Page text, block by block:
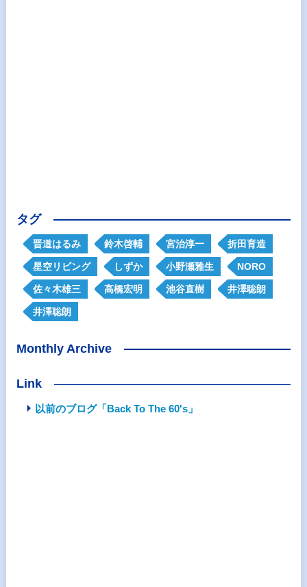
タグ
晋道はるみ 鈴木啓輔 宮治淳一 折田育造
星空リビング しずか 小野瀬雅生 NORO
佐々木雄三 高橋宏明 池谷直樹 井澤聡朗
井澤聡朗
Monthly Archive
Link
以前のブログ「Back To The 60's」